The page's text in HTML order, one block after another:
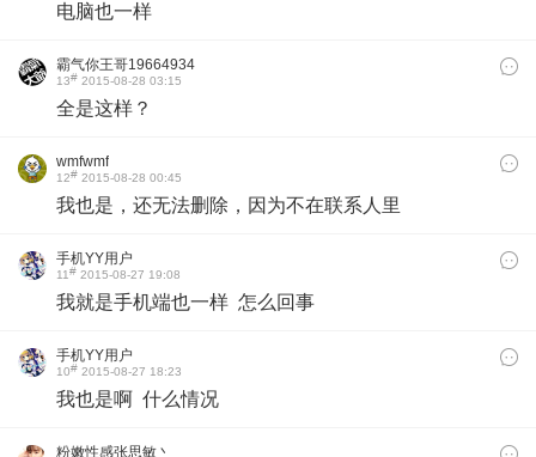
电脑也一样
霸气你王哥19664934
53
13# 2015-08-28 03:15
全是这样？
wmfwmf
12# 2015-08-28 00:45
我也是，还无法删除，因为不在联系人里
手机YY用户
11# 2015-08-27 19:08
我就是手机端也一样 怎么回事
手机YY用户
10# 2015-08-27 18:23
我也是啊 什么情况
粉嫩性感张思敏丶